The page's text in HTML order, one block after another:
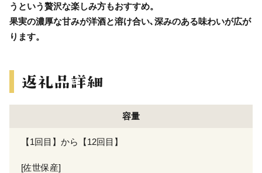
うという贅沢な楽しみ方もおすすめ。
果実の濃厚な甘みが洋酒と溶け合い､深みのある味わいが広が
ります。
容量
【1回目】から【12回目】
[佐世保産]